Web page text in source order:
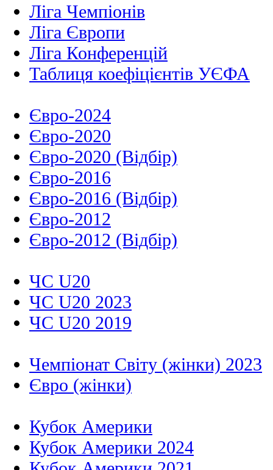
Ліга Чемпіонів
Ліга Європи
Ліга Конференцій
Таблиця коефіцієнтів УЄФА
Євро-2024
Євро-2020
Євро-2020 (Відбір)
Євро-2016
Євро-2016 (Відбір)
Євро-2012
Євро-2012 (Відбір)
ЧС U20
ЧС U20 2023
ЧС U20 2019
Чемпіонат Світу (жінки) 2023
Євро (жінки)
Кубок Америки
Кубок Америки 2024